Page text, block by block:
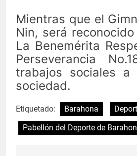
Mientras que el
Nin, será
La Benemérita
Perseverancia
trabajos sociales
sociedad.
Etiquetado: Barahona
Pabellón del Deporte de